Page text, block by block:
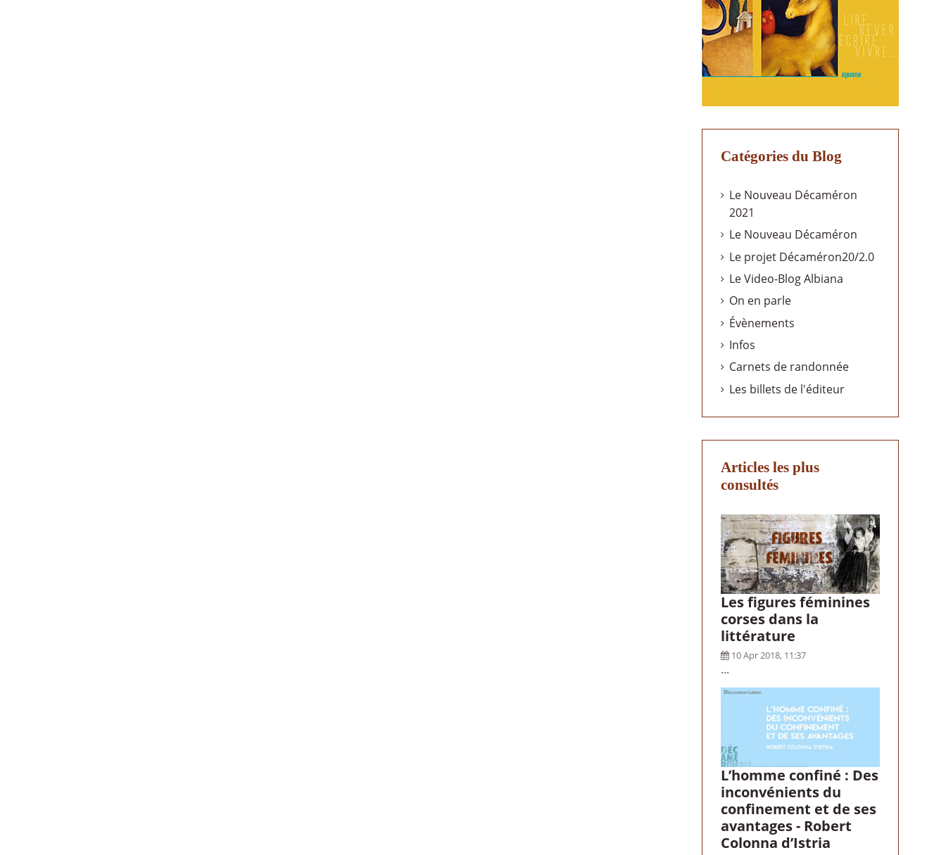
Catégories du Blog
Le Nouveau Décaméron
2021
Le Nouveau Décaméron
Le projet Décaméron20/2.0
Le Video-Blog Albiana
On en parle
Évènements
Infos
Carnets de randonnée
Les billets de l'éditeur
Articles les plus
consultés
Les figures féminines
corses dans la
littérature
10 Apr 2018, 11:37
...
L’homme confiné : Des
inconvénients du
confinement et de ses
avantages - Robert
Colonna d’Istria